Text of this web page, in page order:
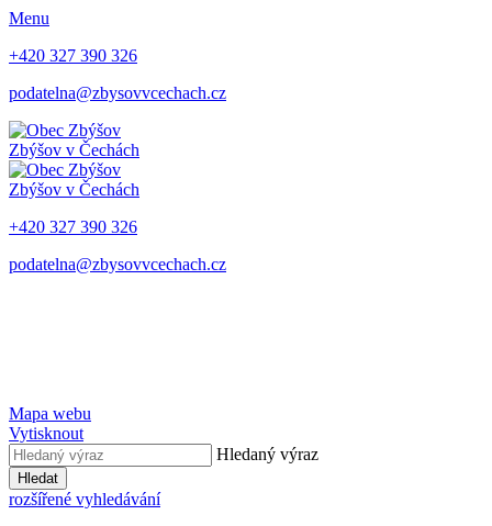
Menu
+420 327 390 326
podatelna@zbysovvcechach.cz
Zbýšov v Čechách
Zbýšov v Čechách
+420 327 390 326
podatelna@zbysovvcechach.cz
Mapa webu
Vytisknout
Hledaný výraz
Hledat
rozšířené vyhledávání